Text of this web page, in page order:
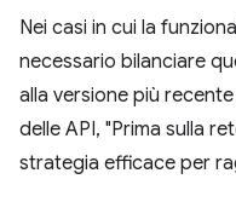
Nei casi in cui la
necessario bilanciare
alla versione più
delle API, "Prima sulla
strategia efficace per